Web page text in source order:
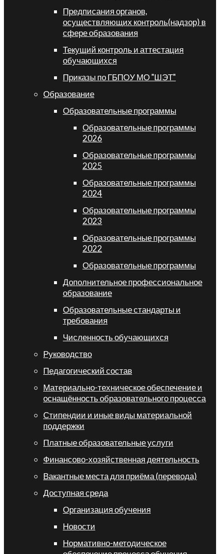
Предписания органов,
осуществляющих контроль(надзор) в
сфере образования
Текущий контроль и аттестация
обучающихся
Приказы по ГБПОУ МО "ШЭТ"
Образование
Образовательные программы
Образовательные программы
2026
Образовательные программы
2025
Образовательные программы
2024
Образовательные программы
2023
Образовательные программы
2022
Образовательные программы
Дополнительное профессиональное
образование
Образовательные стандарты и
требования
Численность обучающихся
Руководство
Педагогический состав
Материально-техническое обеспечение и
оснащённость образовательного процесса
Стипендии и иные виды материальной
поддержки
Платные образовательные услуги
Финансово-хозяйственная деятельность
Вакантные места для приёма (перевода)
Доступная среда
Организация обучения
Новости
Нормативно-методическое